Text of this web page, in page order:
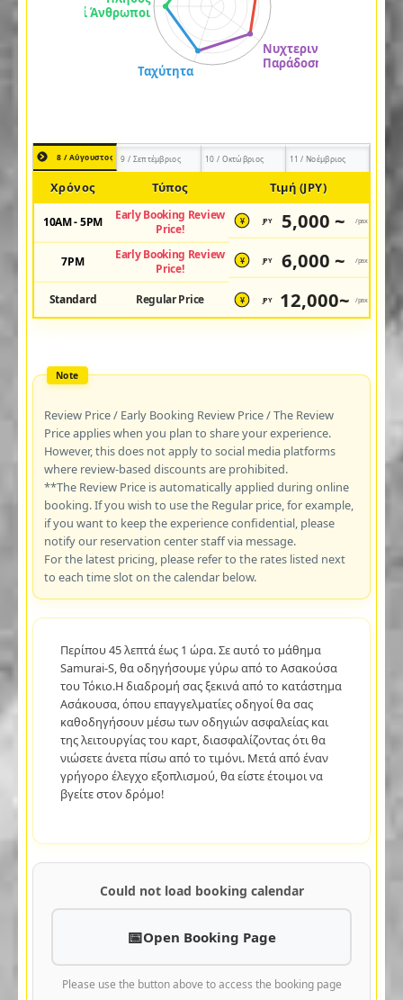
8 / Αύγουστος 9 / Σεπτέμβριος 10 / Οκτώβριος 11 / Νοέμβριος
Χρόνος Τύπος Τιμή (JPY)
10AM - 5PM
Early Booking Review
Price!
¥ JPY 5,000 ~ /pax
7PM
Early Booking Review
Price!
¥ JPY 6,000 ~ /pax
Standard Regular Price ¥ JPY 12,000~ /pax
Review Price / Early Booking Review Price / The Review
Price applies when you plan to share your experience.
However, this does not apply to social media platforms
where review-based discounts are prohibited.
**The Review Price is automatically applied during online
booking. If you wish to use the Regular price, for example,
if you want to keep the experience confidential, please
notify our reservation center staff via message.
For the latest pricing, please refer to the rates listed next
to each time slot on the calendar below.
Περίπου 45 λεπτά έως 1 ώρα. Σε αυτό το μάθημα
Samurai-S, θα οδηγήσουμε γύρω από το Ασακούσα
του Τόκιο.Η διαδρομή σας ξεκινά από το κατάστημα
Ασάκουσα, όπου επαγγελματίες οδηγοί θα σας
καθοδηγήσουν μέσω των οδηγιών ασφαλείας και
της λειτουργίας του καρτ, διασφαλίζοντας ότι θα
νιώσετε άνετα πίσω από το τιμόνι. Μετά από έναν
γρήγορο έλεγχο εξοπλισμού, θα είστε έτοιμοι να
βγείτε στον δρόμο!
Could not load booking calendar
Open Booking Page
Please use the button above to access the booking page